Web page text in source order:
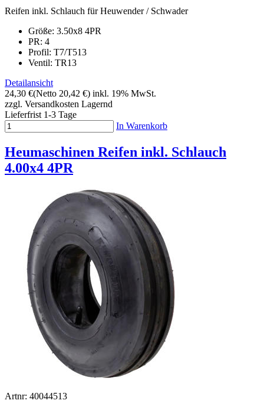
Reifen inkl. Schlauch für Heuwender / Schwader
Größe: 3.50x8 4PR
PR: 4
Profil: T7/T513
Ventil: TR13
Detailansicht
24,30 €(Netto 20,42 €) inkl. 19% MwSt.
zzgl. Versandkosten Lagernd
Lieferfrist 1-3 Tage
In Warenkorb
Heumaschinen Reifen inkl. Schlauch
4.00x4 4PR
Artnr: 40044513